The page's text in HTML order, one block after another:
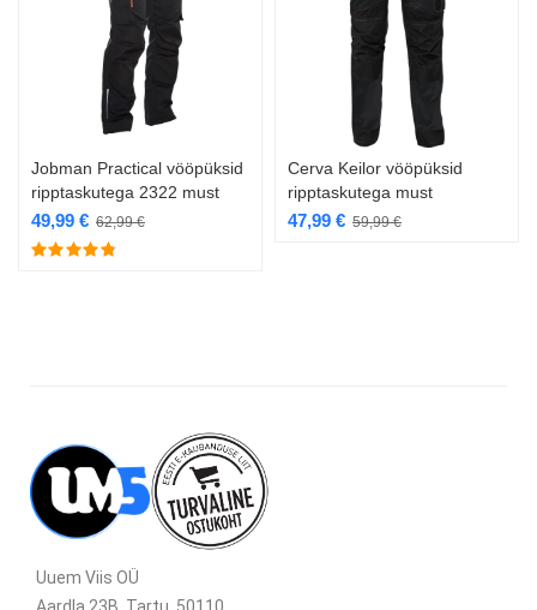
Jobman Practical vööpüksid
ripptaskutega 2322 must
62,99€
49,99 €
Cerva Keilor vööpüksid
ripptaskutega must
59,99€
47,99 €
Uuem Viis OÜ